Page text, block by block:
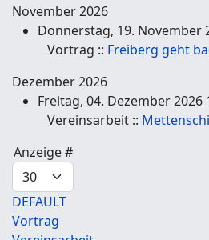
November 2026
Donnerstag, 19. November
Vortrag :: Freiberg geht
Dezember 2026
Freitag, 04. Dezember 2026
Vereinsarbeit ::
Limite der Paginierungsliste
Anzeige #
DEFAULT
Vortrag